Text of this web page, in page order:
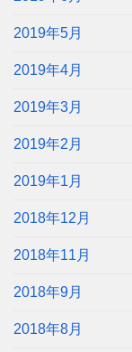
2019年5月
2019年4月
2019年3月
2019年2月
2019年1月
2018年12月
2018年11月
2018年9月
2018年8月